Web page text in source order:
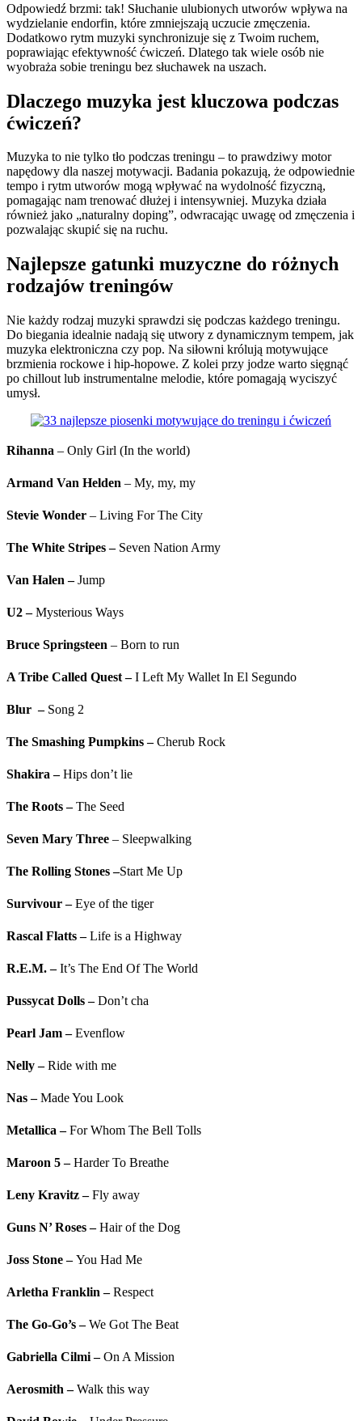
Odpowiedź brzmi: tak! Słuchanie ulubionych utworów wpływa na
wydzielanie endorfin, które zmniejszają uczucie zmęczenia.
Dodatkowo rytm muzyki synchronizuje się z Twoim ruchem,
poprawiając efektywność ćwiczeń. Dlatego tak wiele osób nie
wyobraża sobie treningu bez słuchawek na uszach.
Dlaczego muzyka jest kluczowa podczas
ćwiczeń?
Muzyka to nie tylko tło podczas treningu – to prawdziwy motor
napędowy dla naszej motywacji. Badania pokazują, że odpowiednie
tempo i rytm utworów mogą wpływać na wydolność fizyczną,
pomagając nam trenować dłużej i intensywniej. Muzyka działa
również jako „naturalny doping”, odwracając uwagę od zmęczenia i
pozwalając skupić się na ruchu.
Najlepsze gatunki muzyczne do różnych
rodzajów treningów
Nie każdy rodzaj muzyki sprawdzi się podczas każdego treningu.
Do biegania idealnie nadają się utwory z dynamicznym tempem, jak
muzyka elektroniczna czy pop. Na siłowni królują motywujące
brzmienia rockowe i hip-hopowe. Z kolei przy jodze warto sięgnąć
po chillout lub instrumentalne melodie, które pomagają wyciszyć
umysł.
Rihanna – Only Girl (In the world)
Armand Van Helden – My, my, my
Stevie Wonder – Living For The City
The White Stripes –Seven Nation Army
Van Halen –Jump
U2 –Mysterious Ways
Bruce Springsteen – Born to run
A Tribe Called Quest –I Left My Wallet In El Segundo
Blur – Song 2
The Smashing Pumpkins –Cherub Rock
Shakira –Hips don’t lie
The Roots –The Seed
Seven Mary Three – Sleepwalking
The Rolling Stones –Start Me Up
Survivour –Eye of the tiger
Rascal Flatts –Life is a Highway
R.E.M. –It’s The End Of The World
Pussycat Dolls –Don’t cha
Pearl Jam –Evenflow
Nelly –Ride with me
Nas –Made You Look
Metallica –For Whom The Bell Tolls
Maroon 5 –Harder To Breathe
Leny Kravitz –Fly away
Guns N’ Roses –Hair of the Dog
Joss Stone –You Had Me
Arletha Franklin –Respect
The Go-Go’s –We Got The Beat
Gabriella Cilmi –On A Mission
Aerosmith –Walk this way